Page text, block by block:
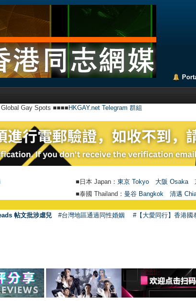
Gay Spots ■■■■ HKGAY.net Telegram 群組
■日本 Japan： 東京 Tokyo 大阪 Osaka
■泰國 Thailand： 曼谷 Bangkok
清邁
帖文批涉虐兒 #台灣地區通過同性婚姻 #【大愛同行】香港國